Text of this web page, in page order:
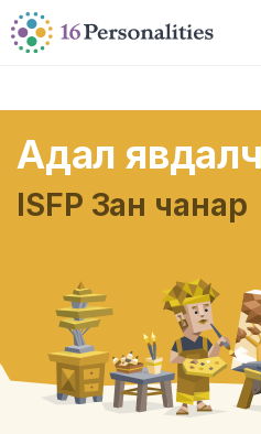
Үндсэн агуулга руу шилжих
Хандах боломжийн
Адал
ISFP Зан чанар